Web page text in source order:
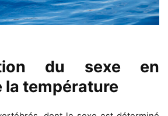
du sexe en
température